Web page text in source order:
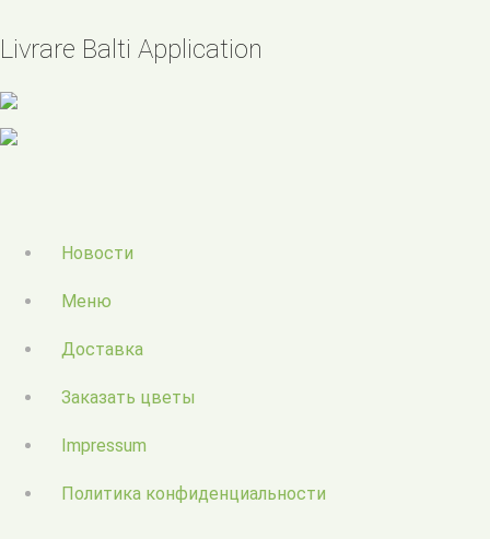
Livrare Balti Application
Новости
Меню
Доставка
Заказать цветы
Impressum
Политика конфиденциальности